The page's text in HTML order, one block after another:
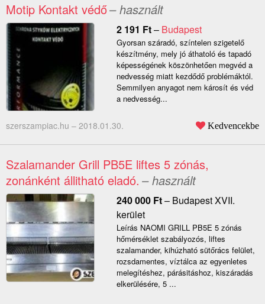
Motip Kontakt védő– használt
2 191 Ft– Budapest
Gyorsan száradó, színtelen szigetelő
készítmény, mely jó áthatoló és tapadó
képességének köszönhetően megvéd a
nedvesség miatt kezdődő problémáktól.
Semmilyen anyagot nem károsít és véd
a nedvesség...
szerszampiac.hu – 2018.01.30. Kedvencekbe
Szalamander Grill PB5E liftes 5 zónás,
zonánként állitható eladó. – használt
240 000 Ft– Budapest XVII.
kerület
Leírás NAOMI GRILL PB5E 5 zónás
hőmérséklet szabályozós, liftes
szalamander, kihúzható sütőrács felület,
rozsdamentes, víztálca az egyenletes
melegítéshez, párásitáshoz, kiszáradás
elkerülésére, 5 ...